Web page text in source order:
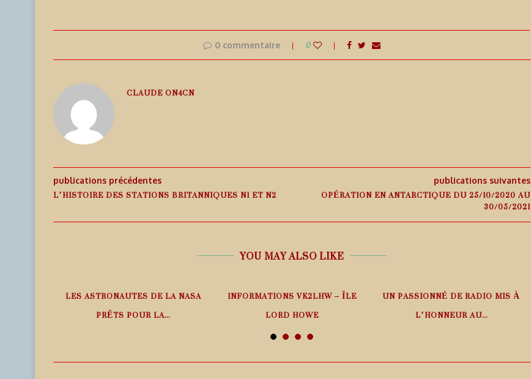
0 commentaire 0
CLAUDE ON4CN
publications précédentes
L’HISTOIRE DES STATIONS BRITANNIQUES N1 ET N2
publications suivantes
OPÉRATION EN ANTARCTIQUE DU 25/10/2020 AU
30/05/2021
YOU MAY ALSO LIKE
LES ASTRONAUTES DE LA NASA
PRÊTS POUR LA...
INFORMATIONS VK2LHW – ÎLE
LORD HOWE
6 août 2026
UN PASSIONNÉ DE RADIO MIS À
L’HONNEUR AU...